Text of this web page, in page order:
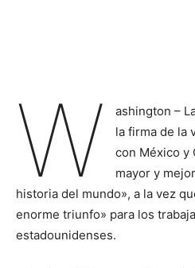
W
ashington –
la firma de la
con México y
mayor y
historia del mundo», a la vez
enorme triunfo» para los
estadounidenses.